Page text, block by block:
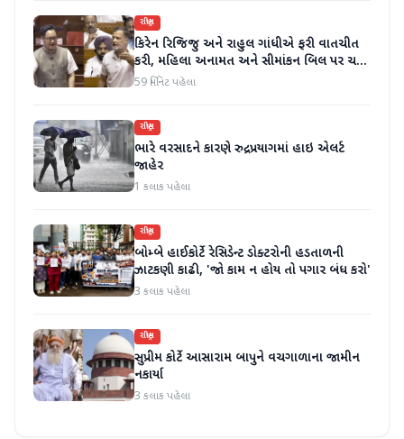
રાષ્ટ્રીય
કિરેન રિજિજુ અને રાહુલ ગાંધીએ ફરી વાતચીત
કરી, મહિલા અનામત અને સીમાંકન બિલ પર ચર્ચા
કરી
59 મિનિટ પહેલા
રાષ્ટ્રીય
ભારે વરસાદને કારણે રુદ્રપ્રયાગમાં હાઇ એલર્ટ
જાહેર
1 કલાક પહેલા
રાષ્ટ્રીય
બોમ્બે હાઈકોર્ટે રેસિડેન્ટ ડોક્ટરોની હડતાળની
ઝાટકણી કાઢી, 'જો કામ ન હોય તો પગાર બંધ કરો'
3 કલાક પહેલા
રાષ્ટ્રીય
સુપ્રીમ કોર્ટે આસારામ બાપુને વચગાળાના જામીન
નકાર્યા
3 કલાક પહેલા